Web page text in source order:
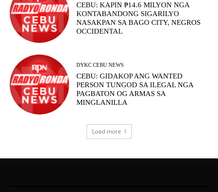
CEBU: KAPIN ₱14.6 MILYON NGA
KONTABANDONG SIGARILYO
NASAKPAN SA BAGO CITY, NEGROS
OCCIDENTAL
DYKC CEBU NEWS
CEBU: GIDAKOP ANG WANTED
PERSON TUNGOD SA ILEGAL NGA
PAGBATON OG ARMAS SA
MINGLANILLA
Load more